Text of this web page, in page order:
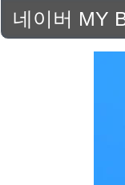
네이버 MY